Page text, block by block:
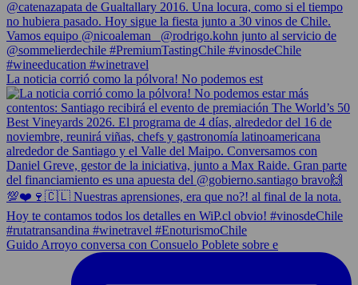
La noticia corrió como la pólvora! No podemos est
Guido Arroyo conversa con Consuelo Poblete sobre e